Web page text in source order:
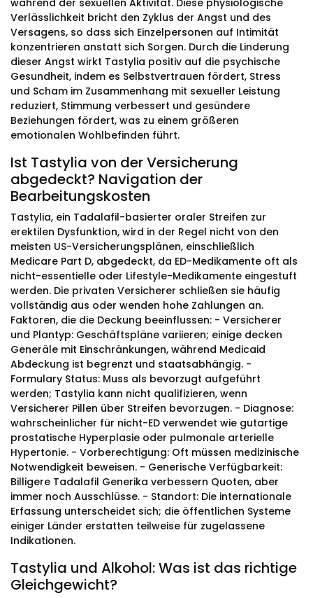
während der sexuellen Aktivität. Diese physiologische
Verlässlichkeit bricht den Zyklus der Angst und des
Versagens, so dass sich Einzelpersonen auf Intimität
konzentrieren anstatt sich Sorgen. Durch die Linderung
dieser Angst wirkt Tastylia positiv auf die psychische
Gesundheit, indem es Selbstvertrauen fördert, Stress
und Scham im Zusammenhang mit sexueller Leistung
reduziert, Stimmung verbessert und gesündere
Beziehungen fördert, was zu einem größeren
emotionalen Wohlbefinden führt.
Ist Tastylia von der Versicherung
abgedeckt? Navigation der
Bearbeitungskosten
Tastylia, ein Tadalafil-basierter oraler Streifen zur
erektilen Dysfunktion, wird in der Regel nicht von den
meisten US-Versicherungsplänen, einschließlich
Medicare Part D, abgedeckt, da ED-Medikamente oft als
nicht-essentielle oder Lifestyle-Medikamente eingestuft
werden. Die privaten Versicherer schließen sie häufig
vollständig aus oder wenden hohe Zahlungen an.
Faktoren, die die Deckung beeinflussen: - Versicherer
und Plantyp: Geschäftspläne variieren; einige decken
Generäle mit Einschränkungen, während Medicaid
Abdeckung ist begrenzt und staatsabhängig. -
Formulary Status: Muss als bevorzugt aufgeführt
werden; Tastylia kann nicht qualifizieren, wenn
Versicherer Pillen über Streifen bevorzugen. - Diagnose:
wahrscheinlicher für nicht-ED verwendet wie gutartige
prostatische Hyperplasie oder pulmonale arterielle
Hypertonie. - Vorberechtigung: Oft müssen medizinische
Notwendigkeit beweisen. - Generische Verfügbarkeit:
Billigere Tadalafil Generika verbessern Quoten, aber
immer noch Ausschlüsse. - Standort: Die internationale
Erfassung unterscheidet sich; die öffentlichen Systeme
einiger Länder erstatten teilweise für zugelassene
Indikationen.
Tastylia und Alkohol: Was ist das richtige
Gleichgewicht?